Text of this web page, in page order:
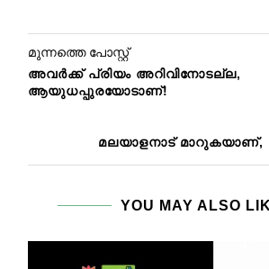
മുന്നത്തെ പോസ്റ്റ്
അവര്‍ക്ക് പ്രിയം അറിവിനോടല്ല,
ആയുധപ്പുരയോടാണ്!
മലയാളനാട് മാറുകയാണ്,
YOU MAY ALSO